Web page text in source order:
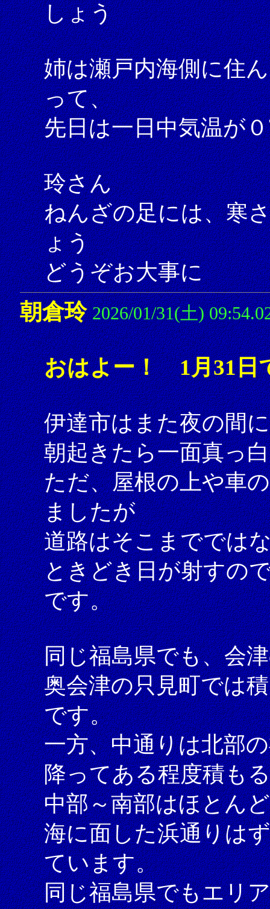
しょう
姉は瀬戸内海側に住
って、
先日は一日中気温
玲さん
ねんざの足には、寒
ょう
どうぞお大事に
朝倉玲 2026/01/31(土)
おはよー！ 1月31日
伊達市はまた夜の間
朝起きたら一面真っ
ただ、屋根の上や車
ましたが
道路はそこまででは
ときどき日が射すの
です。
同じ福島県でも、会
奥会津の只見町では
です。
一方、中通りは北部
降ってある程度積も
中部～南部はほとん
海に面した浜通りは
ています。
同じ福島県でもエリ